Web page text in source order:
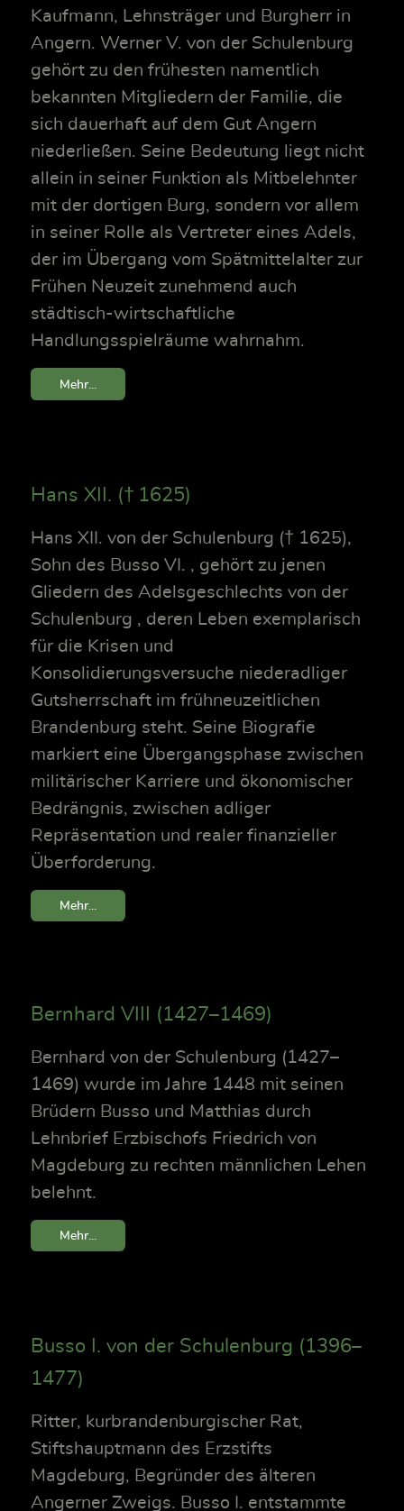
Kaufmann, Lehnsträger und Burgherr in
Angern. Werner V. von der Schulenburg
gehört zu den frühesten namentlich
bekannten Mitgliedern der Familie, die
sich dauerhaft auf dem Gut Angern
niederließen. Seine Bedeutung liegt nicht
allein in seiner Funktion als Mitbelehnter
mit der dortigen Burg, sondern vor allem
in seiner Rolle als Vertreter eines Adels,
der im Übergang vom Spätmittelalter zur
Frühen Neuzeit zunehmend auch
städtisch-wirtschaftliche
Handlungsspielräume wahrnahm.
Mehr...
Hans XII. († 1625)
Hans XII. von der Schulenburg († 1625),
Sohn des Busso VI. , gehört zu jenen
Gliedern des Adelsgeschlechts von der
Schulenburg , deren Leben exemplarisch
für die Krisen und
Konsolidierungsversuche niederadliger
Gutsherrschaft im frühneuzeitlichen
Brandenburg steht. Seine Biografie
markiert eine Übergangsphase zwischen
militärischer Karriere und ökonomischer
Bedrängnis, zwischen adliger
Repräsentation und realer finanzieller
Überforderung.
Mehr...
Bernhard VIII (1427–1469)
Bernhard von der Schulenburg (1427–
1469) wurde im Jahre 1448 mit seinen
Brüdern Busso und Matthias durch
Lehnbrief Erzbischofs Friedrich von
Magdeburg zu rechten männlichen Lehen
belehnt.
Mehr...
Busso I. von der Schulenburg (1396–
1477)
Ritter, kurbrandenburgischer Rat,
Stiftshauptmann des Erzstifts
Magdeburg, Begründer des älteren
Angerner Zweigs. Busso I. entstammte